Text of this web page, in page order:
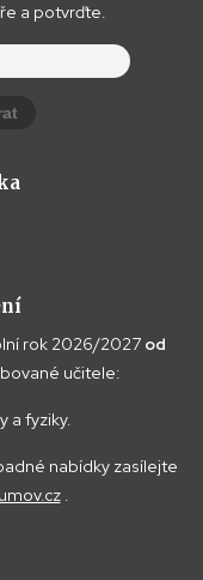
a potvrďte.
rok 2026/2027 od
učitele:
a fyziky.
nabídky zasílejte
.